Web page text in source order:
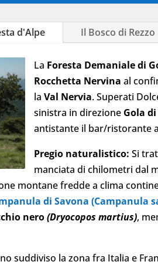
d'Alpe Il Bosco di Rezzo
La Foresta Demaniale di
Rocchetta Nervina al
laVal Nervia. Superati
sinistra in direzione Gola
antistante il bar/ristorante
Pregio naturalistico: Si
manciata di chilometri dal
montane fredde a clima
di Savona (Campanula
nero(Dryocopos martius),
suddiviso la zona fra Italia e